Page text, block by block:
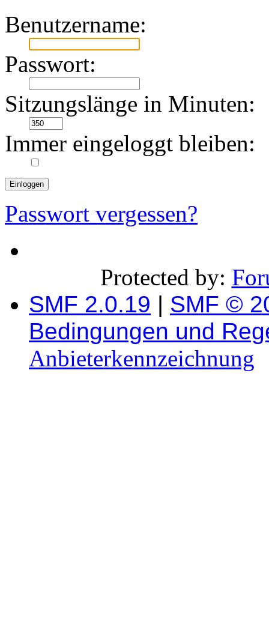
Benutzername:
Passwort:
Sitzungslänge in Minuten:
Immer eingeloggt bleiben:
Passwort vergessen?
Protected by:
SMF 2.0.19 | SMF ©
Bedingungen und
Anbieterkennzeichnung